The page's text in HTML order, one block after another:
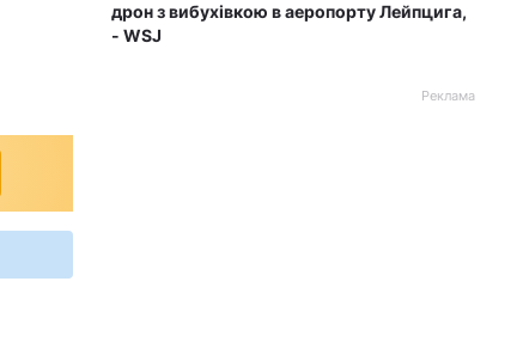
дрон з вибухівкою в аеропорту Лейпцига,
- WSJ
Реклама